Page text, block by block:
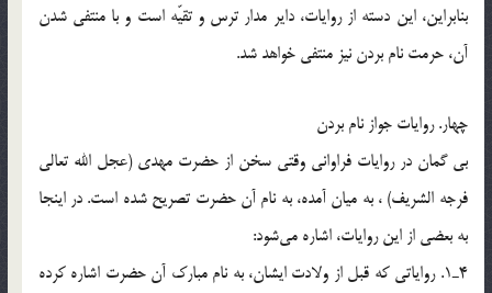
بنابراين، اين دسته از روايات، داير مدار ترس و تقيّه است و با منتفي شدن
آن، حرمت نام بردن نيز منتفي خواهد شد.
چهار. روايات جواز نام بردن
بي گمان در روايات فراواني وقتي سخن از حضرت مهدي (عجل الله تعالي
فرجه الشريف) ، به ميان آمده، به نام آن حضرت تصريح شده است. در اينجا
به بعضي از اين روايات، اشاره مي‌شود:
4ـ1. رواياتي كه قبل از ولادت ايشان، به نام مبارك آن حضرت اشاره کرده